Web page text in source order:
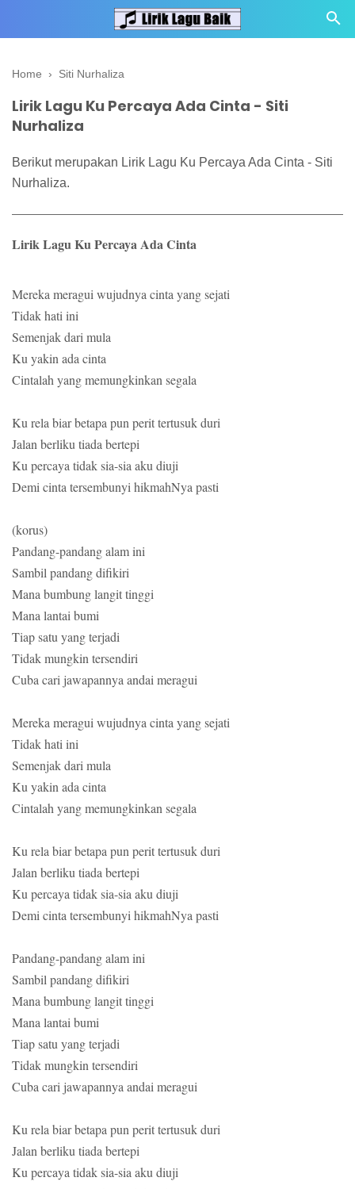
Home › Siti Nurhaliza
Lirik Lagu Ku Percaya Ada Cinta - Siti
Nurhaliza
Berikut merupakan Lirik Lagu Ku Percaya Ada Cinta - Siti
Nurhaliza.
Lirik Lagu Ku Percaya Ada Cinta
Mereka meragui wujudnya cinta yang sejati
Tidak hati ini
Semenjak dari mula
Ku yakin ada cinta
Cintalah yang memungkinkan segala
Ku rela biar betapa pun perit tertusuk duri
Jalan berliku tiada bertepi
Ku percaya tidak sia-sia aku diuji
Demi cinta tersembunyi hikmahNya pasti
(korus)
Pandang-pandang alam ini
Sambil pandang difikiri
Mana bumbung langit tinggi
Mana lantai bumi
Tiap satu yang terjadi
Tidak mungkin tersendiri
Cuba cari jawapannya andai meragui
Mereka meragui wujudnya cinta yang sejati
Tidak hati ini
Semenjak dari mula
Ku yakin ada cinta
Cintalah yang memungkinkan segala
Ku rela biar betapa pun perit tertusuk duri
Jalan berliku tiada bertepi
Ku percaya tidak sia-sia aku diuji
Demi cinta tersembunyi hikmahNya pasti
Pandang-pandang alam ini
Sambil pandang difikiri
Mana bumbung langit tinggi
Mana lantai bumi
Tiap satu yang terjadi
Tidak mungkin tersendiri
Cuba cari jawapannya andai meragui
Ku rela biar betapa pun perit tertusuk duri
Jalan berliku tiada bertepi
Ku percaya tidak sia-sia aku diuji